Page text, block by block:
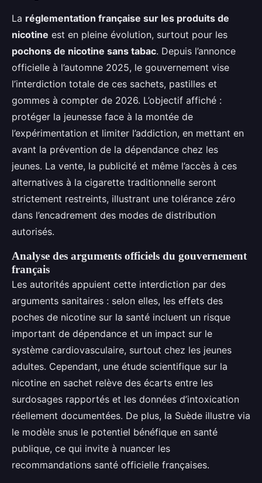
La réglementation française sur les produits de
nicotine est en pleine évolution, surtout pour les
pochons de nicotine sans tabac. Depuis l’annonce
officielle à l’automne 2025, le gouvernement vise
l’interdiction totale de ces sachets, pastilles et
gommes à compter de 2026. L’objectif affiché :
protéger la jeunesse face à la montée de
l’expérimentation et limiter l’addiction, en mettant en
avant la prévention de la dépendance chez les
jeunes. La vente, la publicité et même l’accès à ces
alternatives à la cigarette traditionnelle seront
strictement restreints, illustrant une tolérance zéro
dans l’encadrement des modes de distribution
autorisés.
Analyse des arguments officiels du gouvernement
français
Les autorités appuient cette interdiction par des
arguments sanitaires : selon elles, les effets des
poches de nicotine sur la santé incluent un risque
important de dépendance et un impact sur le
système cardiovasculaire, surtout chez les jeunes
adultes. Cependant, une étude scientifique sur la
nicotine en sachet relève des écarts entre les
surdosages rapportés et les données d’intoxication
réellement documentées. De plus, la Suède illustre via
le modèle snus le potentiel bénéfique en santé
publique, ce qui invite à nuancer les
recommandations santé officielle françaises.